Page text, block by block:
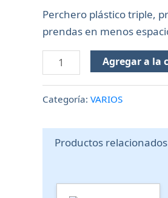
Perchero plástico triple,
prendas en menos
Agregar a la
Categoría: VARIOS
Productos relacionados